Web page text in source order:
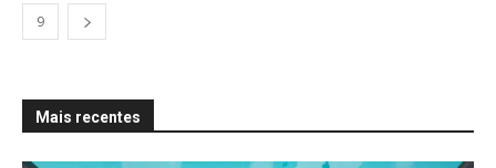
9
Mais recentes